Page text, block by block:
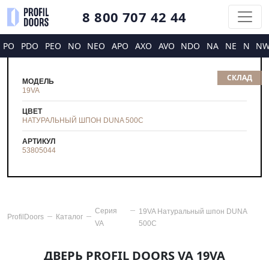
8 800 707 42 44
PO PDO PEO NO NEO APO AXO AVO NDO NA NE N
СКЛАД
МОДЕЛЬ
19VA
ЦВЕТ
НАТУРАЛЬНЫЙ ШПОН DUNA 500C
АРТИКУЛ
53805044
ProfilDoors Каталог
Серия
VA
19VA Натуральный шпон DUNA
500C
ДВЕРЬ PROFIL DOORS VA 19VA